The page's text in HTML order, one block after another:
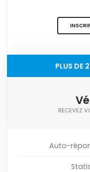
PLUS DE
RECEVEZ
Auto-